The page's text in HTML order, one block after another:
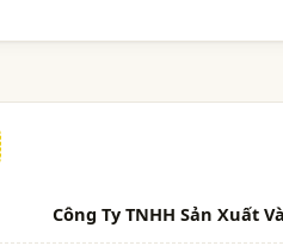
Công Ty TNHH Sản Xuất